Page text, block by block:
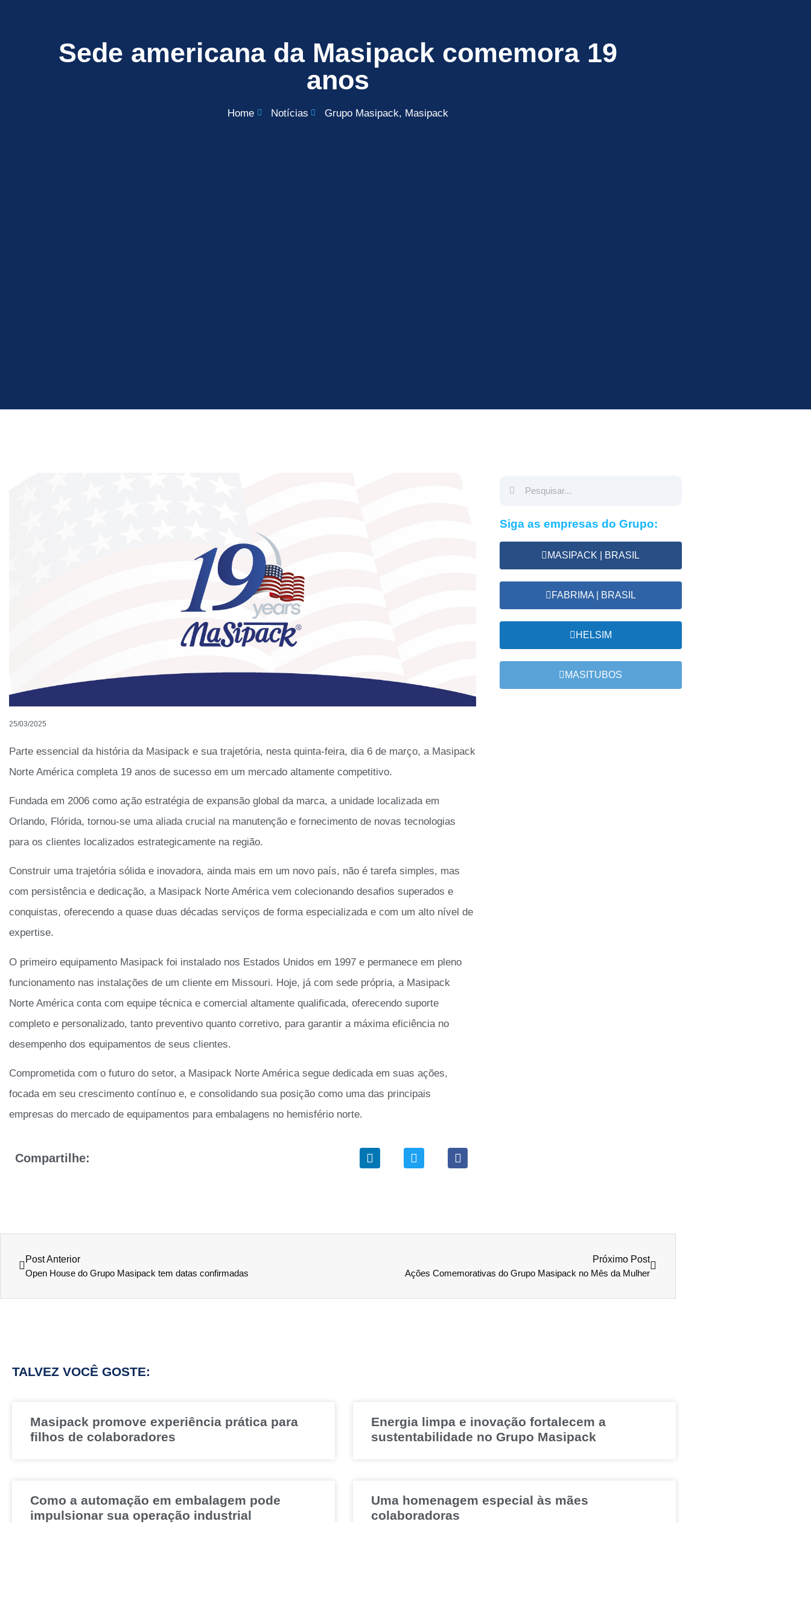
Sede americana da Masipack comemora 19
anos
Home Notícias Grupo Masipack, Masipack
25/03/2025
Parte essencial da história da Masipack e sua trajetória, nesta quinta-feira, dia 6 de março, a Masipack
Norte América completa 19 anos de sucesso em um mercado altamente competitivo.
Fundada em 2006 como ação estratégia de expansão global da marca, a unidade localizada em
Orlando, Flórida, tornou-se uma aliada crucial na manutenção e fornecimento de novas tecnologias
para os clientes localizados estrategicamente na região.
Construir uma trajetória sólida e inovadora, ainda mais em um novo país, não é tarefa simples, mas
com persistência e dedicação, a Masipack Norte América vem colecionando desafios superados e
conquistas, oferecendo a quase duas décadas serviços de forma especializada e com um alto nível de
expertise.
O primeiro equipamento Masipack foi instalado nos Estados Unidos em 1997 e permanece em pleno
funcionamento nas instalações de um cliente em Missouri. Hoje, já com sede própria, a Masipack
Norte América conta com equipe técnica e comercial altamente qualificada, oferecendo suporte
completo e personalizado, tanto preventivo quanto corretivo, para garantir a máxima eficiência no
desempenho dos equipamentos de seus clientes.
Comprometida com o futuro do setor, a Masipack Norte América segue dedicada em suas ações,
focada em seu crescimento contínuo e, e consolidando sua posição como uma das principais
empresas do mercado de equipamentos para embalagens no hemisfério norte.
Compartilhe:
Siga as empresas do Grupo:
MASIPACK | BRASIL
FABRIMA | BRASIL
HELSIM
MASITUBOS
Post Anterior
Open House do Grupo Masipack tem datas confirmadas
Próximo Post
Ações Comemorativas do Grupo Masipack no Mês da Mulher
TALVEZ VOCÊ GOSTE:
Masipack promove experiência prática para
filhos de colaboradores
Energia limpa e inovação fortalecem a
sustentabilidade no Grupo Masipack
Como a automação em embalagem pode
impulsionar sua operação industrial
Uma homenagem especial às mães
colaboradoras